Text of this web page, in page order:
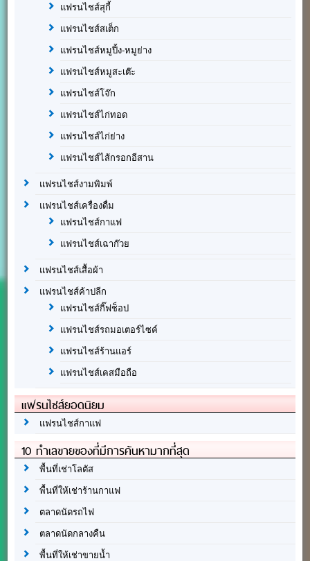
แฟรนไชส์สุกี้
แฟรนไชส์สเต็ก
แฟรนไชส์หมูปิ้ง-หมูย่าง
แฟรนไชส์หมูสะเต๊ะ
แฟรนไชส์โจ๊ก
แฟรนไชส์ไก่ทอด
แฟรนไชส์ไก่ย่าง
แฟรนไชส์ไส้กรอกอีสาน
แฟรนไชส์งามพิมพ์
แฟรนไชส์เครื่องดื่ม
แฟรนไชส์กาแฟ
แฟรนไชส์เฉาก๊วย
แฟรนไชส์เสื้อผ้า
แฟรนไชส์ค้าปลีก
แฟรนไชส์กิ๊ฟช็อป
แฟรนไชส์รถมอเตอร์ไซค์
แฟรนไชส์ร้านแอร์
แฟรนไชส์เคสมือถือ
แฟรนไชส์ยอดนิยม
แฟรนไชส์กาแฟ
10 ทำเลขายของที่มีการค้นหามากที่สุด
พื้นที่เช่าโลตัส
พื้นที่ให้เช่าร้านกาแฟ
ตลาดนัดรถไฟ
ตลาดนัดกลางคืน
พื้นที่ให้เช่าขายน้ำ